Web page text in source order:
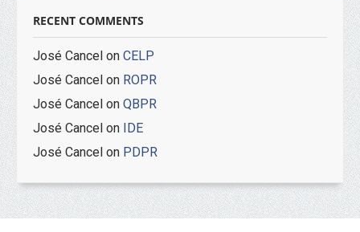
RECENT COMMENTS
José Cancel on CELP
José Cancel on ROPR
José Cancel on QBPR
José Cancel on IDE
José Cancel on PDPR